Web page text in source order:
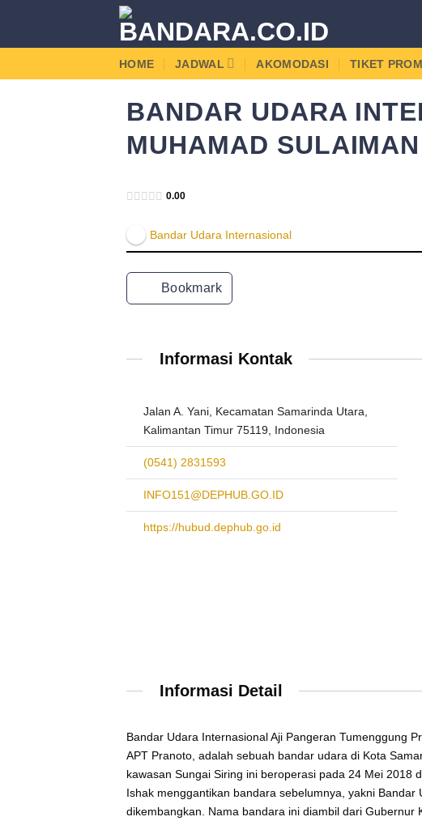
content
HOME JADWAL AKOMODASI TIKET
BANDAR UDARA
MUHAMAD
0.00
Bandar Udara Internasional
Bookmark
Informasi Kontak
Jalan A. Yani, Kecamatan Samarinda Utara,
Kalimantan Timur 75119, Indonesia
(0541) 2831593
INFO151@DEPHUB.GO.ID
https://hubud.dephub.go.id
Informasi Detail
Bandar Udara Internasional Aji Pangeran Tumenggung
APT Pranoto, adalah sebuah bandar udara di Kota
kawasan Sungai Siring ini beroperasi pada 24 Mei 2018
Ishak menggantikan bandara sebelumnya, yakni
dikembangkan. Nama bandara ini diambil dari Gubernur